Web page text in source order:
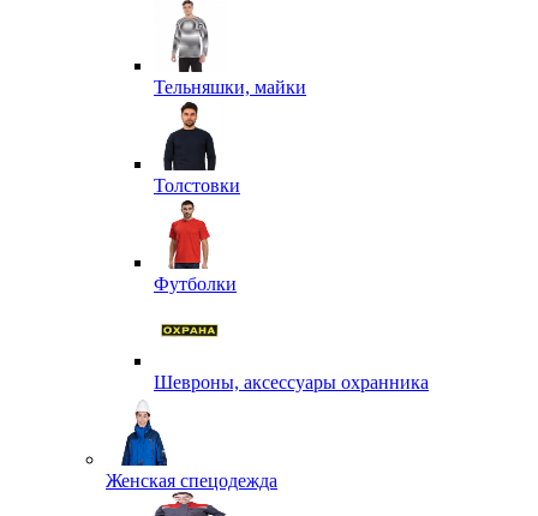
Тельняшки, майки
Толстовки
Футболки
Шевроны, аксессуары охранника
Женская спецодежда